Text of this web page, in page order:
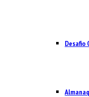
Desafio